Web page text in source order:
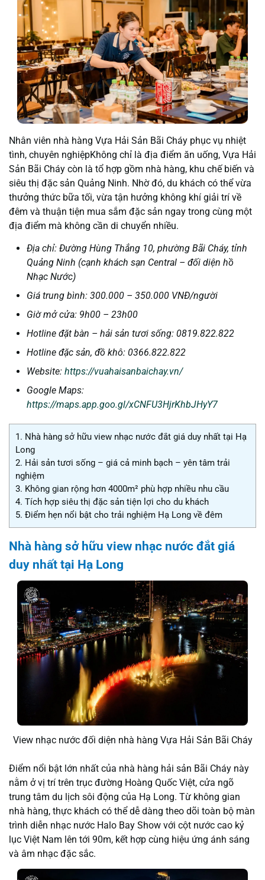
Nhân viên nhà hàng Vựa Hải Sản Bãi Cháy phục vụ nhiệt
tình, chuyên nghiệpKhông chỉ là địa điểm ăn uống, Vựa Hải
Sản Bãi Cháy còn là tổ hợp gồm nhà hàng, khu chế biến và
siêu thị đặc sản Quảng Ninh. Nhờ đó, du khách có thể vừa
thưởng thức bữa tối, vừa tận hưởng không khí giải trí về
đêm và thuận tiện mua sắm đặc sản ngay trong cùng một
địa điểm mà không cần di chuyển nhiều.
Địa chỉ: Đường Hùng Thắng 10, phường Bãi Cháy, tỉnh
Quảng Ninh (cạnh khách sạn Central – đối diện hồ
Nhạc Nước)
Giá trung bình: 300.000 – 350.000 VNĐ/người
Giờ mở cửa: 9h00 – 23h00
Hotline đặt bàn – hải sản tươi sống: 0819.822.822
Hotline đặc sản, đồ khô: 0366.822.822
Website: https://vuahaisanbaichay.vn/
Google Maps:
https://maps.app.goo.gl/xCNFU3HjrKhbJHyY7
1. Nhà hàng sở hữu view nhạc nước đắt giá duy nhất tại Hạ
Long
2. Hải sản tươi sống – giá cả minh bạch – yên tâm trải
nghiệm
3. Không gian rộng hơn 4000m² phù hợp nhiều nhu cầu
4. Tích hợp siêu thị đặc sản tiện lợi cho du khách
5. Điểm hẹn nổi bật cho trải nghiệm Hạ Long về đêm
Nhà hàng sở hữu view nhạc nước đắt giá
duy nhất tại Hạ Long
View nhạc nước đối diện nhà hàng Vựa Hải Sản Bãi Cháy
Điểm nổi bật lớn nhất của nhà hàng hải sản Bãi Cháy này
nằm ở vị trí trên trục đường Hoàng Quốc Việt, cửa ngõ
trung tâm du lịch sôi động của Hạ Long. Từ không gian
nhà hàng, thực khách có thể dễ dàng theo dõi toàn bộ màn
trình diễn nhạc nước Halo Bay Show với cột nước cao kỷ
lục Việt Nam lên tới 90m, kết hợp cùng hiệu ứng ánh sáng
và âm nhạc đặc sắc.